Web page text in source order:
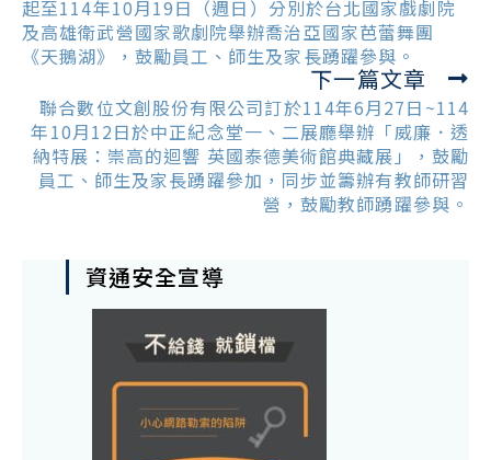
articles
起至114年10月19日（週日）分別於台北國家戲劇院
及高雄衛武營國家歌劇院舉辦喬治亞國家芭蕾舞團
《天鵝湖》，鼓勵員工、師生及家長踴躍參與。
下一篇文章
聯合數位文創股份有限公司訂於114年6月27日~114
年10月12日於中正紀念堂一、二展廳舉辦「威廉．透
納特展：崇高的迴響 英國泰德美術館典藏展」，鼓勵
員工、師生及家長踴躍參加，同步並籌辦有教師研習
營，鼓勵教師踴躍參與。
資通安全宣導